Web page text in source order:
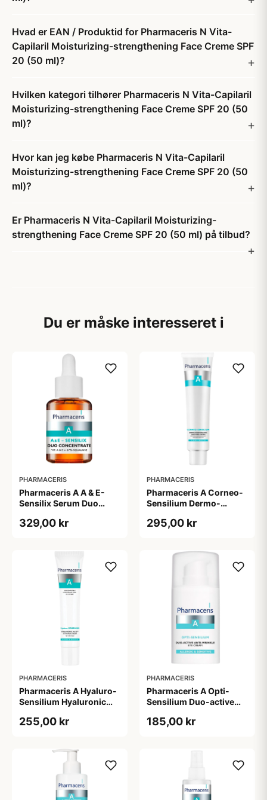
Hvad er EAN / Produktid for Pharmaceris N Vita-
Capilaril Moisturizing-strengthening Face Creme SPF
20 (50 ml)?
Hvilken kategori tilhører Pharmaceris N Vita-Capilaril
Moisturizing-strengthening Face Creme SPF 20 (50
ml)?
Hvor kan jeg købe Pharmaceris N Vita-Capilaril
Moisturizing-strengthening Face Creme SPF 20 (50
ml)?
Er Pharmaceris N Vita-Capilaril Moisturizing-
strengthening Face Creme SPF 20 (50 ml) på tilbud?
Du er måske interesseret i
PHARMACERIS
Pharmaceris A A & E-
Sensilix Serum Duo
329,00 kr
PHARMACERIS
Pharmaceris A Corneo-
Sensilium Dermo-
Cream (75 ml)
295,00 kr
PHARMACERIS
Pharmaceris A Hyaluro-
Sensilium Hyaluronic
255,00 kr
PHARMACERIS
Pharmaceris A Opti-
Sensilium Duo-active
(15 ml)
185,00 kr